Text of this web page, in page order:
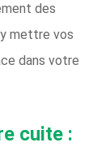
des
mettre vos
dans votre
cuite :